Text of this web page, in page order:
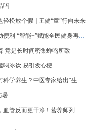
吗
轻松放个假｜五健“童”行向未来
利 “智能+”赋能全民健身再升级
竟是长时间密集蝉鸣所致
喝冰饮 易引发心梗
学养生？中医专家给出“生活处方”
暑
干净！营养师列出“好脂肪”清单，建议照着吃